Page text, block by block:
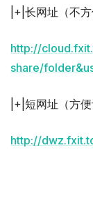
|+|长网址（不
http://
share/
|+|短网址（方
http://